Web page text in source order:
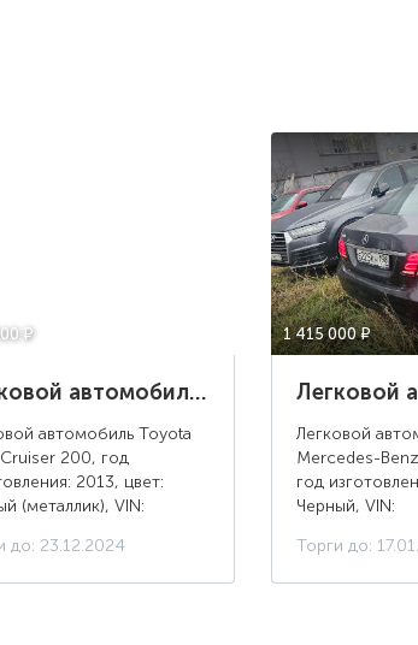
¤
Легковой автомобиль Toyota Land Cruiser 200, 2013 г.в., цвет: черный (металлик), г/н: О611ХМ178
автомобиль Toyota
200, год
2013, цвет:
(металлик), VIN:
522608, г/н: О611ХМ178,
двигателя, л. с. (кВт):
до: 23.12.2024
1 415 000 ¤
Легковой
Mercedes-
год
Черный, VIN:
Е225КН198
Торги до: